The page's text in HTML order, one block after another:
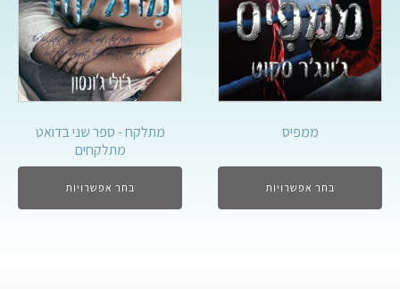
ממפיס
בחר אפשרויות
מתלקח - ספר שני בדואט
מתלקחים
בחר אפשרויות